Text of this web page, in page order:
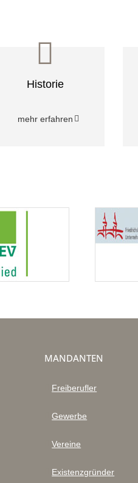
Historie
mehr erfahren
MANDANTEN
Freiberufler
Gewerbe
Vereine
Existenzgründer